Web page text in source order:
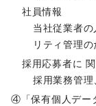
社員情報
当社従業者
リティ管理の
採用応募者に
採用業務管理
④「保有個人デー